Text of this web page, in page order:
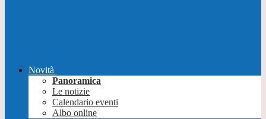
Novità
Panoramica
Le notizie
Calendario eventi
Albo online